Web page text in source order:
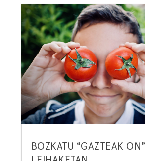
BOZKATU “GAZTEAK ON”